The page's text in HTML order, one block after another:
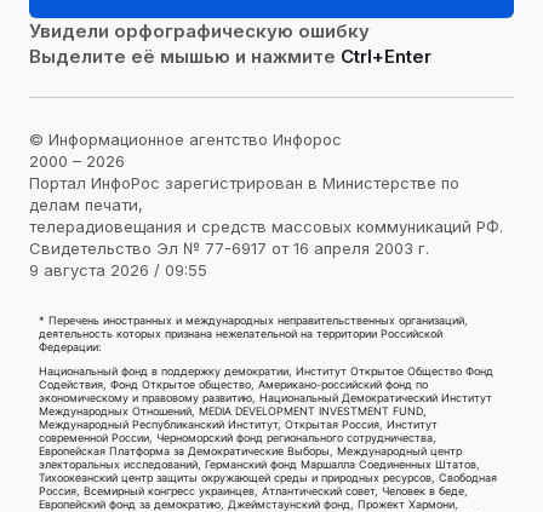
Увидели орфографическую ошибку
Выделите её мышью и нажмите Ctrl+Enter
© Информационное агентство Инфорос
2000 – 2026
Портал ИнфоРос зарегистрирован в Министерстве по
делам печати,
телерадиовещания и средств массовых коммуникаций РФ.
Свидетельство Эл № 77-6917 от 16 апреля 2003 г.
9 августа 2026 / 09:55